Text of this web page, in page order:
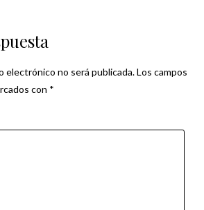
electrónico no será publicada.Los campos
con *